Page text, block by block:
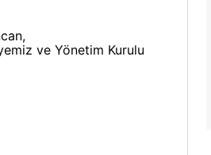
ve Yönetim Kurulu